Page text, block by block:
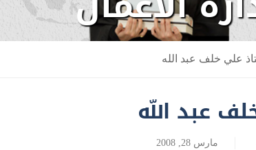
علي خلف عبد الله
عبد الله
مارس 28, 2008